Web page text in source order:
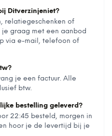
Ditverzinjeniet?
relatiegeschenken of
graag met een aanbod
via e-mail, telefoon of
je een factuur. Alle
btw.
bestelling geleverd?
22:45 besteld, morgen in
hoor je de levertijd bij je